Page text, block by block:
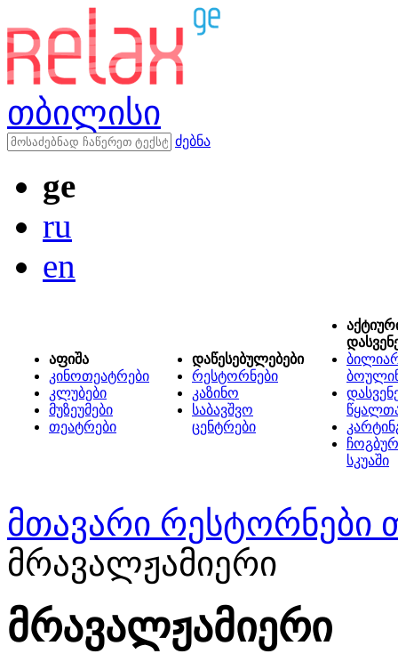
თბილისი
ძებნა
ge
ru
en
აფიშა
კინოთეატრები
კლუბები
მუზეუმები
თეატრები
დაწესებულებები
რესტორნები
კაზინო
საბავშვო
ცენტრები
სკუაში
მთავარი რესტორნები
მრავალჟამიერი
მრავალჟამიერი